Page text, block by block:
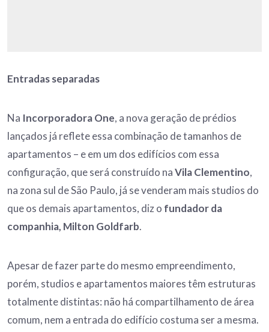
Entradas separadas
Na Incorporadora One, a nova geração de prédios
lançados já reflete essa combinação de tamanhos de
apartamentos – e em um dos edifícios com essa
configuração, que será construído naVila Clementino,
na zona sul de São Paulo, já se venderam mais studios do
que os demais apartamentos, diz o fundador da
companhia, Milton Goldfarb.
Apesar de fazer parte do mesmo empreendimento,
porém, studios e apartamentos maiores têm estruturas
totalmente distintas: não há compartilhamento de área
comum, nem a entrada do edifício costuma ser a mesma.